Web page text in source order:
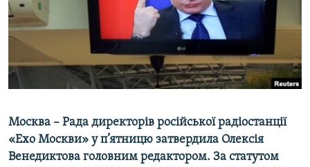
СПЕЦПРОЕКТИ
ДЕПОРТАЦІЯ
ВІДЕОУРОКИ «ELIFBE»
СВІДЧЕННЯ ОКУПАЦІЇ
ІНФОГРАФІКА
ЯК ОБІЙТИ БЛОКУВАННЯ
Русский
Qırımtatar
Москва – Рада директорів російської радіостанції
«Ехо Москви» у п’ятницю затвердила Олексія
Венедиктова головним редактором. За статутом